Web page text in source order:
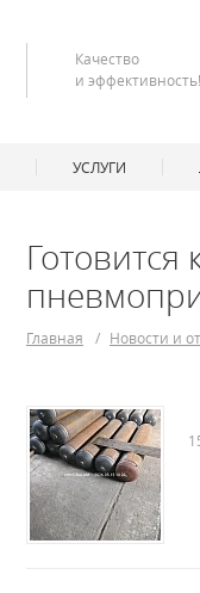
Главная / Новости и
Качество
и эффективность!
УСЛУГИ